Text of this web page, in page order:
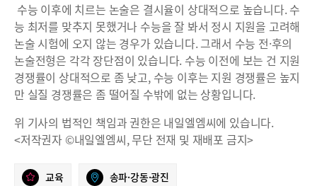
수능 이후에 치르는 논술은 결시율이 상대적으로 높습니다. 수
능 최저를 맞추지 못했거나 수능을 잘 봐서 정시 지원을 고려해
논술 시험에 오지 않는 경우가 있습니다. 그래서 수능 전·후의
논술전형은 각각 장단점이 있습니다. 수능 이전에 보는 건 지원
경쟁률이 상대적으로 좀 낮고, 수능 이후는 지원 경쟁률은 높지
만 실질 경쟁률은 좀 떨어질 수밖에 없는 상황입니다.
위 기사의 법적인 책임과 권한은 내일엘엠씨에 있습니다.
<저작권자 ©내일엘엠씨, 무단 전재 및 재배포 금지>
교육 송파·강동·광진